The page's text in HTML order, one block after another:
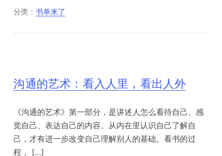
分类：书单来了
沟通的艺术：看入人里，看出人外
《沟通的艺术》第一部分，是讲述人怎么看待自己、感
觉自己、表达自己的内容。从内在里认识自己了解自
己，才有进一步改变自己理解别人的基础。看书的过
程， […]